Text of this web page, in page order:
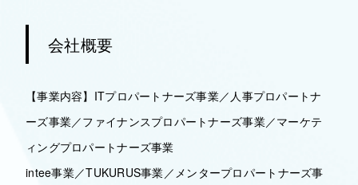
会社概要
【事業内容】ITプロパートナーズ事業／人事プロパートナ
ーズ事業／ファイナンスプロパートナーズ事業／マーケテ
ィングプロパートナーズ事業
intee事業／TUKURUS事業／メンタープロパートナーズ事